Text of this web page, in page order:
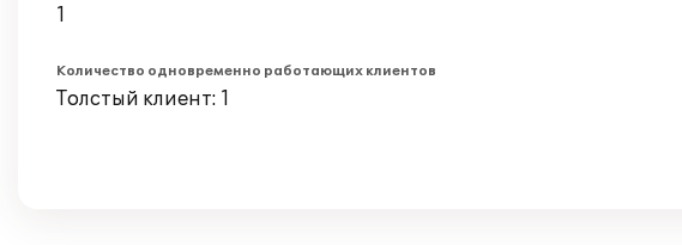
1
Количество одновременно работающих клиентов
Толстый клиент: 1